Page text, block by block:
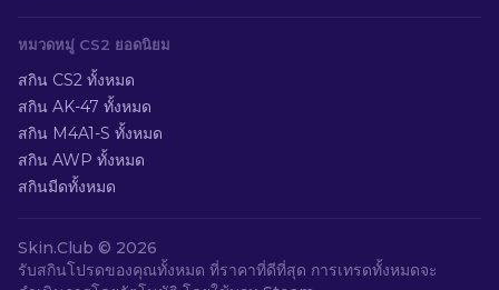
หมวดหมู่ CS2 ยอดนิยม
สกิน CS2 ทั้งหมด
สกิน AK-47 ทั้งหมด
สกิน M4A1-S ทั้งหมด
สกิน AWP ทั้งหมด
สกินมีดทั้งหมด
Skin.Club © 2026
รับสกินโปรดของคุณทั้งหมด ที่ราคาที่ดีที่สุด การเทรดทั้งหมดจะ